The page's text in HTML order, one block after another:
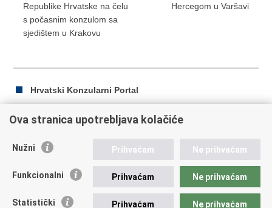
Republike Hrvatske na čelu
s počasnim konzulom sa
sjedištem u Krakovu
Hercegom u Varšavi
Hrvatski Konzularni Portal
Ispiši
Podijeli
Facebooku
Twitteru
Republika Hrvatska
Ova stranica upotrebljava kolačiće
Nužni Prihvaćam Ne prihvaćam
Funkcionalni Prihvaćam Ne prihvaćam
Statistički Prihvaćam Ne prihvaćam